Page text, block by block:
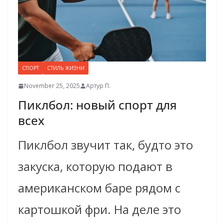
СПОРТ СТИЛЬ ЖИЗНИ
November 25, 2025 Артур П.
Пиклбол: новый спорт для
всех
Пиклбол звучит так, будто это
закуска, которую подают в
американском баре рядом с
картошкой фри. На деле это